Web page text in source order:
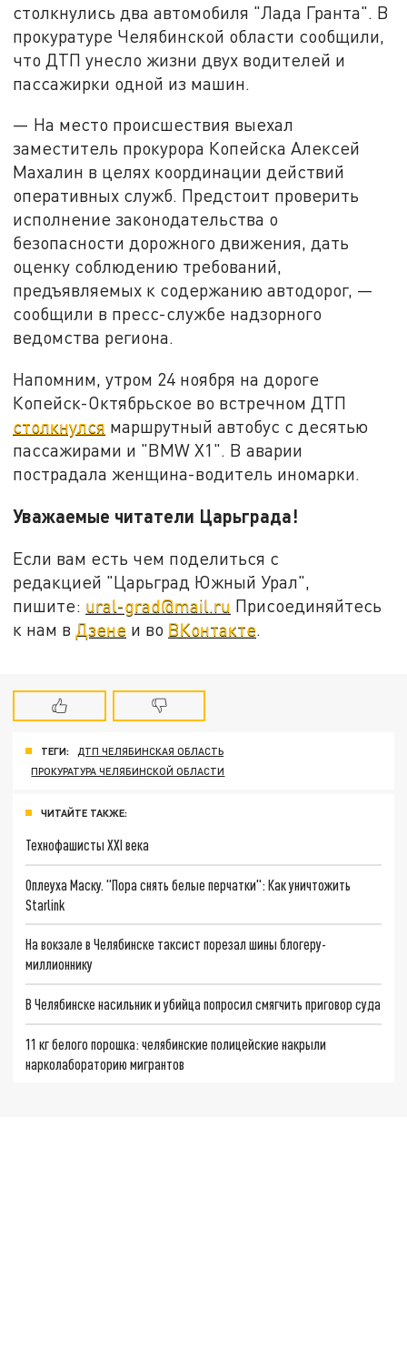
столкнулись два автомобиля "Лада Гранта". В
прокуратуре Челябинской области сообщили,
что ДТП унесло жизни двух водителей и
пассажирки одной из машин.
— На место происшествия выехал
заместитель прокурора Копейска Алексей
Махалин в целях координации действий
оперативных служб. Предстоит проверить
исполнение законодательства о
безопасности дорожного движения, дать
оценку соблюдению требований,
предъявляемых к содержанию автодорог, —
сообщили в пресс-службе надзорного
ведомства региона.
Напомним, утром 24 ноября на дороге
Копейск-Октябрьское во встречном ДТП
столкнулся маршрутный автобус с десятью
пассажирами и "BMW X1". В аварии
пострадала женщина-водитель иномарки.
Уважаемые читатели Царьграда!
Если вам есть чем поделиться с
редакцией "Царьград Южный Урал",
пишите: ural-grad@mail.ru Присоединяйтесь
к нам в Дзене и во ВКонтакте
ТЕГИ:
ДТП ЧЕЛЯБИНСКАЯ ОБЛАСТЬ
ПРОКУРАТУРА ЧЕЛЯБИНСКОЙ ОБЛАСТИ
ЧИТАЙТЕ ТАКЖЕ:
Технофашисты XXI века
Оплеуха Маску. "Пора снять белые перчатки": Как уничтожить
Starlink
На вокзале в Челябинске таксист порезал шины блогеру-
миллионнику
В Челябинске насильник и убийца попросил смягчить приговор суда
11 кг белого порошка: челябинские полицейские накрыли
нарколабораторию мигрантов